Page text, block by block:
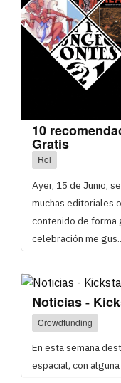
10
Gratis
Rol
Ayer, 15 de Junio,
muchas editoriales
contenido de forma
celebración me
Noticias -
Crowdfunding
En esta semana
espacial, con